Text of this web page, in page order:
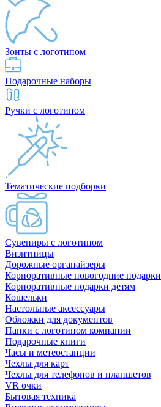
Зонты с логотипом
Подарочные наборы
Ручки с логотипом
Тематические подборки
Сувениры с логотипом
Визитницы
Дорожные органайзеры
Корпоративные новогодние подарки
Корпоративные подарки детям
Кошельки
Настольные аксессуары
Обложки для документов
Папки с логотипом компании
Подарочные книги
Часы и метеостанции
Чехлы для карт
Чехлы для телефонов и планшетов
VR очки
Бытовая техника